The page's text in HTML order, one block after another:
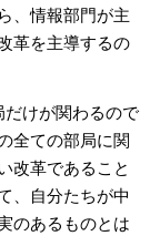
、情報部門が主
革を主導するの
けが関わるので
全ての部局に関
改革であること
、自分たちが中
のあるものとは